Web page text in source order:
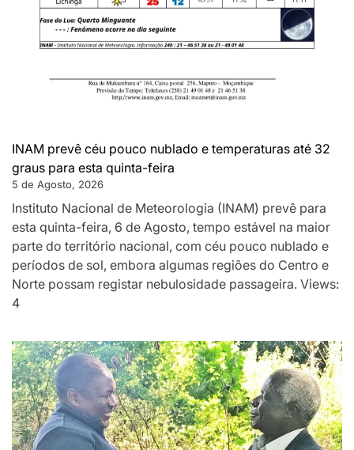
INAM prevê céu pouco nublado e temperaturas até 32
graus para esta quinta-feira
5 de Agosto, 2026
Instituto Nacional de Meteorologia (INAM) prevê para
esta quinta-feira, 6 de Agosto, tempo estável na maior
parte do território nacional, com céu pouco nublado e
períodos de sol, embora algumas regiões do Centro e
Norte possam registar nebulosidade passageira. Views:
4